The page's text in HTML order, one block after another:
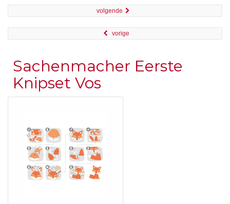
volgende
vorige
Sachenmacher Eerste
Knipset Vos